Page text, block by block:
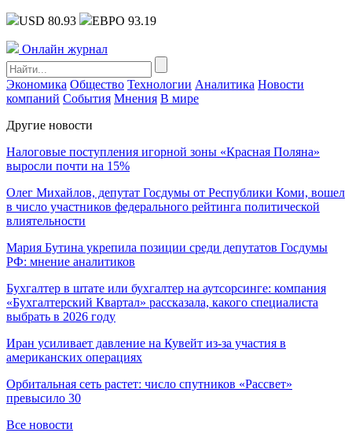
USD 80.93 ЕВРО 93.19
Онлайн журнал
Экономика Общество Технологии Аналитика Новости
компаний События Мнения В мире
Другие новости
Налоговые поступления игорной зоны «Красная Поляна»
выросли почти на 15%
Олег Михайлов, депутат Госдумы от Республики Коми, вошел
в число участников федерального рейтинга политической
влиятельности
Мария Бутина укрепила позиции среди депутатов Госдумы
РФ: мнение аналитиков
Бухгалтер в штате или бухгалтер на аутсорсинге: компания
«Бухгалтерский Квартал» рассказала, какого специалиста
выбрать в 2026 году
Иран усиливает давление на Кувейт из-за участия в
американских операциях
Орбитальная сеть растет: число спутников «Рассвет»
превысило 30
Все новости